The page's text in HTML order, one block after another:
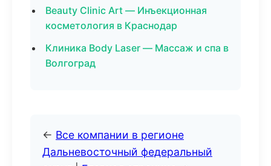
Beauty Clinic Art — Инъекционная
косметология в Краснодар
Клиника Body Laser — Массаж и спа в
Волгоград
← Все компании в регионе
Дальневосточный федеральный